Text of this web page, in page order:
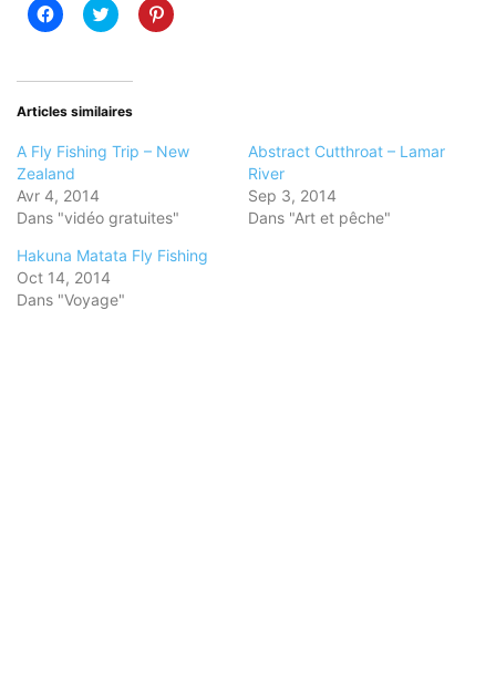
Cliquez
pour
dans
nouvelle
Cliquez
pour
dans
nouvelle
Cliquez
pour
Articles similaires
A Fly Fishing Trip – New
Zealand
Avr 4, 2014
Dans "vidéo gratuites"
Abstract Cutthroat – Lamar
River
Sep 3, 2014
Dans "Art et pêche"
Hakuna Matata Fly Fishing
Oct 14, 2014
Dans "Voyage"